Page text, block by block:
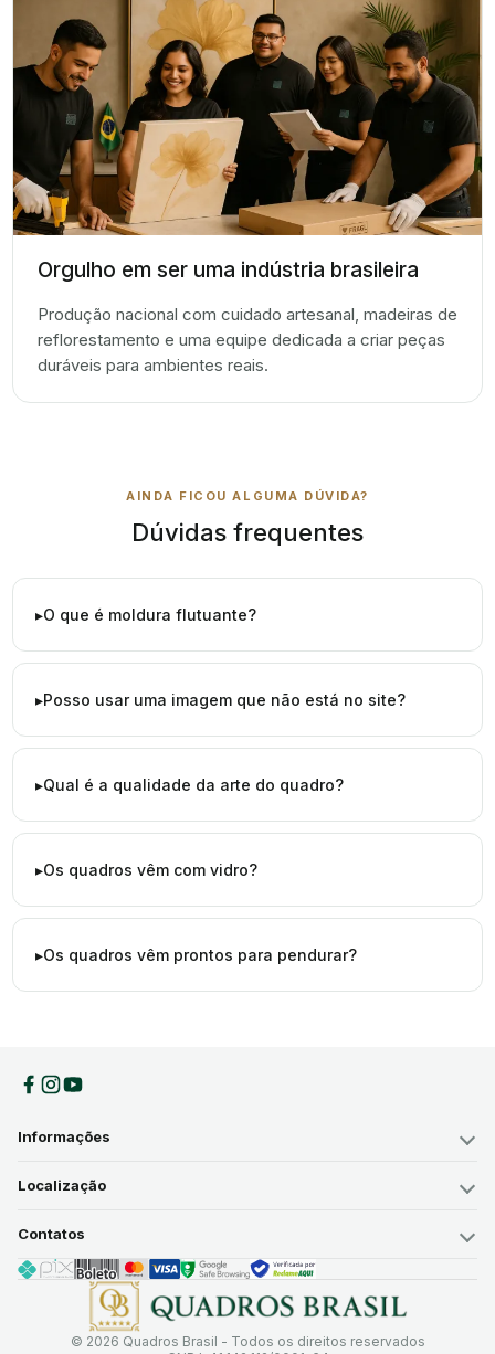
Orgulho em ser uma indústria brasileira
Produção nacional com cuidado artesanal, madeiras de
reflorestamento e uma equipe dedicada a criar peças
duráveis para ambientes reais.
AINDA FICOU ALGUMA DÚVIDA?
Dúvidas frequentes
O que é moldura flutuante?
Posso usar uma imagem que não está no site?
Qual é a qualidade da arte do quadro?
Os quadros vêm com vidro?
Os quadros vêm prontos para pendurar?
Informações
Localização
Contatos
© 2026 Quadros Brasil - Todos os direitos reservados